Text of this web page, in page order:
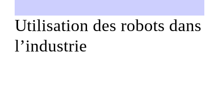
Utilisation des robots dans
l’industrie